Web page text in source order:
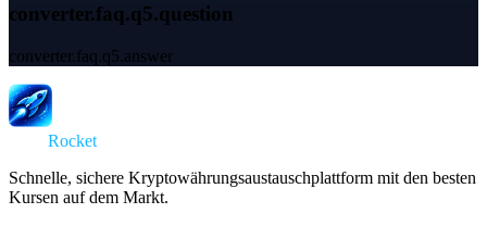
converter.faq.q5.question
converter.faq.q5.answer
Rocket
Schnelle, sichere Kryptowährungsaustauschplattform mit den besten
Kursen auf dem Markt.